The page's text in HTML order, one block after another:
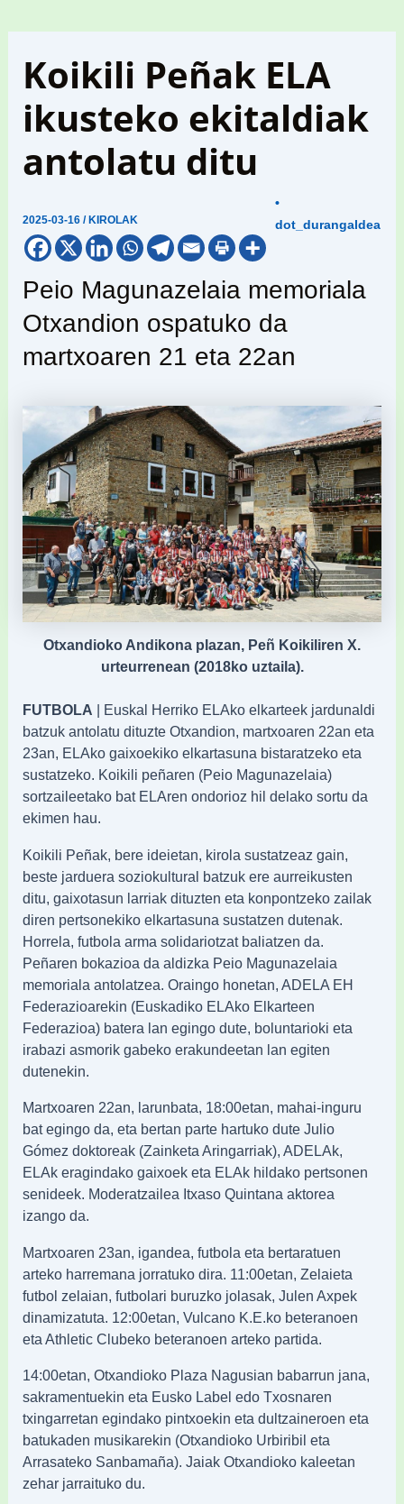
Koikili Peñak ELA
ikusteko ekitaldiak
antolatu ditu
2025-03-16/ KIROLAK
•
dot_durangaldea
Peio Magunazelaia memoriala
Otxandion ospatuko da
martxoaren 21 eta 22an
Otxandioko Andikona plazan, Peñ Koikiliren X.
urteurrenean (2018ko uztaila).
FUTBOLA | Euskal Herriko ELAko elkarteek jardunaldi
batzuk antolatu dituzte Otxandion, martxoaren 22an eta
23an, ELAko gaixoekiko elkartasuna bistaratzeko eta
sustatzeko. Koikili peñaren (Peio Magunazelaia)
sortzaileetako bat ELAren ondorioz hil delako sortu da
ekimen hau.
Koikili Peñak, bere ideietan, kirola sustatzeaz gain,
beste jarduera soziokultural batzuk ere aurreikusten
ditu, gaixotasun larriak dituzten eta konpontzeko zailak
diren pertsonekiko elkartasuna sustatzen dutenak.
Horrela, futbola arma solidariotzat baliatzen da.
Peñaren bokazioa da aldizka Peio Magunazelaia
memoriala antolatzea. Oraingo honetan, ADELA EH
Federazioarekin (Euskadiko ELAko Elkarteen
Federazioa) batera lan egingo dute, boluntarioki eta
irabazi asmorik gabeko erakundeetan lan egiten
dutenekin.
Martxoaren 22an, larunbata, 18:00etan, mahai-inguru
bat egingo da, eta bertan parte hartuko dute Julio
Gómez doktoreak (Zainketa Aringarriak), ADELAk,
ELAk eragindako gaixoek eta ELAk hildako pertsonen
senideek. Moderatzailea Itxaso Quintana aktorea
izango da.
Martxoaren 23an, igandea, futbola eta bertaratuen
arteko harremana jorratuko dira. 11:00etan, Zelaieta
futbol zelaian, futbolari buruzko jolasak, Julen Axpek
dinamizatuta. 12:00etan, Vulcano K.E.ko beteranoen
eta Athletic Clubeko beteranoen arteko partida.
14:00etan, Otxandioko Plaza Nagusian babarrun jana,
sakramentuekin eta Eusko Label edo Txosnaren
txingarretan egindako pintxoekin eta dultzaineroen eta
batukaden musikarekin (Otxandioko Urbiribil eta
Arrasateko Sanbamaña). Jaiak Otxandioko kaleetan
zehar jarraituko du.